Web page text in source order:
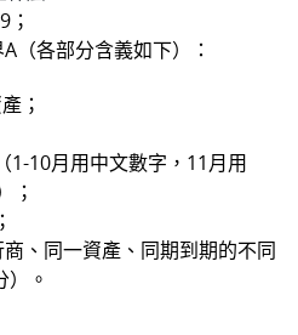
（各部分含義如下）：
；
1-10月用中文數字，11月用
；
、同一資產、同期到期的不同
）。